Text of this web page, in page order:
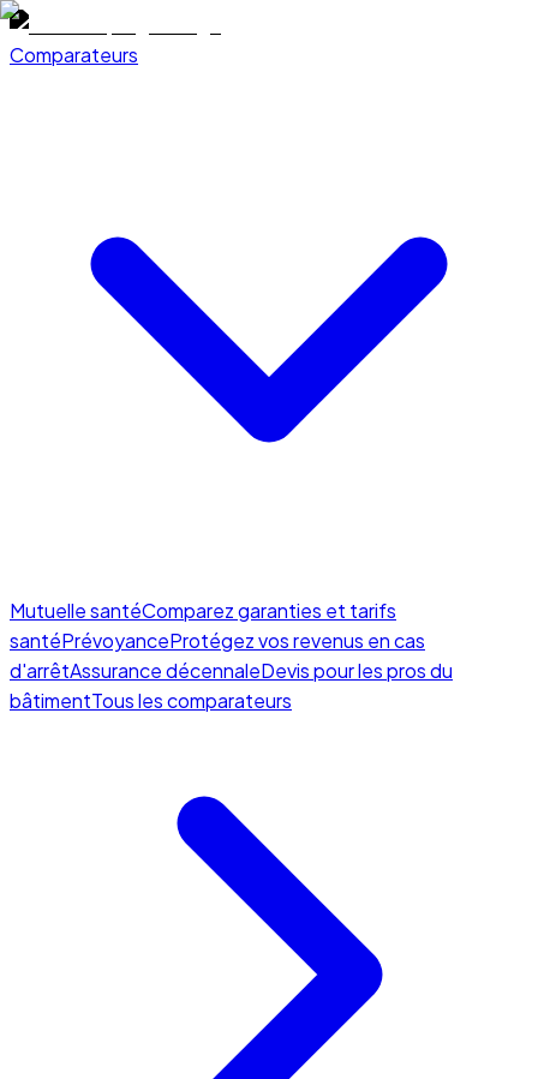
Comparateurs
Mutuelle santéComparez garanties et tarifs
santéPrévoyanceProtégez vos revenus en cas
d'arrêtAssurance décennaleDevis pour les pros du
bâtimentTous les comparateurs